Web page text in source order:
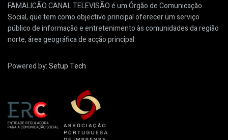
FAMALICÃO CANAL TELEVISÃO é um Órgão de Comunicação
Social, que tem como objectivo principal oferecer um serviço
público de informação e entretenimento às comunidades da região
norte, área geográfica de acção principal.
Powered by:Setup Tech